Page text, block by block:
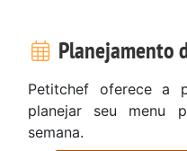
Planejamento
Petitchef oferece a
planejar seu menu
semana.